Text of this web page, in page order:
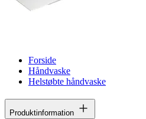
Forside
Håndvaske
Helstøbte håndvaske
Produktinformation